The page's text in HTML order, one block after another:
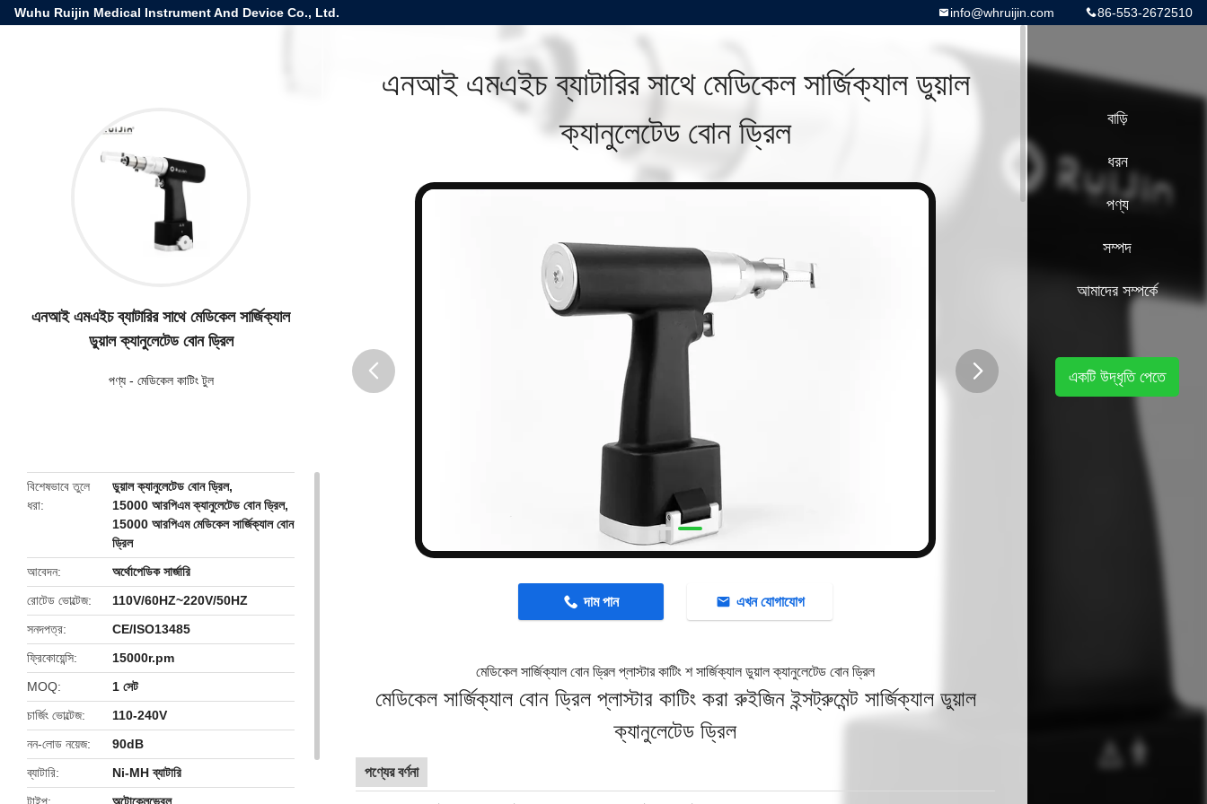
Wuhu Ruijin Medical Instrument And Device Co., Ltd. 86-553-2672510
info@whruijin.com
এনআই এমএইচ ব্যাটারির সাথে মেডিকেল সার্জিক্যাল
ডুয়াল ক্যানুলেটেড বোন ড্রিল
পণ্য- মেডিকেল কাটিং টুল
বিশেষভাবে তুলে
ধরা
ডুয়াল ক্যানুলেটেড বোন ড্রিল,
15000 আরপিএম ক্যানুলেটেড বোন ড্রিল,
15000 আরপিএম মেডিকেল সার্জিক্যাল বোন
ড্রিল
আবেদন
অর্থোপেডিক সার্জারি
রোটেড ভোল্টেজ
110V/60HZ~220V/50HZ
সনদপত্র
CE/ISO13485
ফ্রিকোয়েন্সি
15000r.pm
MOQ
1 সেট
চার্জিং ভোল্টেজ
110-240V
নন-লোড নয়েজ
90dB
ব্যাটারি
Ni-MH ব্যাটারি
এনআই এমএইচ ব্যাটারির সাথে মেডিকেল সার্জিক্যাল ডুয়াল
ক্যানুলেটেড বোন ড্রিল
দাম পান এখন যোগাযোগ
মেডিকেল সার্জিক্যাল বোন ড্রিল প্লাস্টার কাটিং শ সার্জিক্যাল ডুয়াল ক্যানুলেটেড বোন ড্রিল
মেডিকেল সার্জিক্যাল বোন ড্রিল প্লাস্টার কাটিং করা রুইজিন ইন্সট্রুমেন্ট সার্জিক্যাল ডুয়াল
ক্যানুলেটেড ড্রিল
পণ্যের বর্ণনা
বাড়ি
ধরন
পণ্য
সম্পদ
আমাদের সম্পর্কে
একটি উদ্ধৃতি পেতে